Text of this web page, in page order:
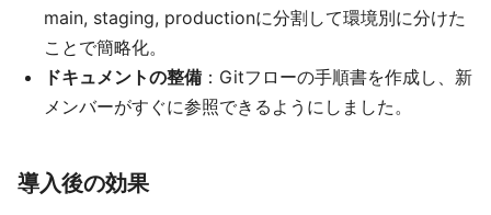
main, staging, productionに分割して環境別に分けた
ことで簡略化。
ドキュメントの整備 ：Gitフローの手順書を作成し、新
メンバーがすぐに参照できるようにしました。
導入後の効果